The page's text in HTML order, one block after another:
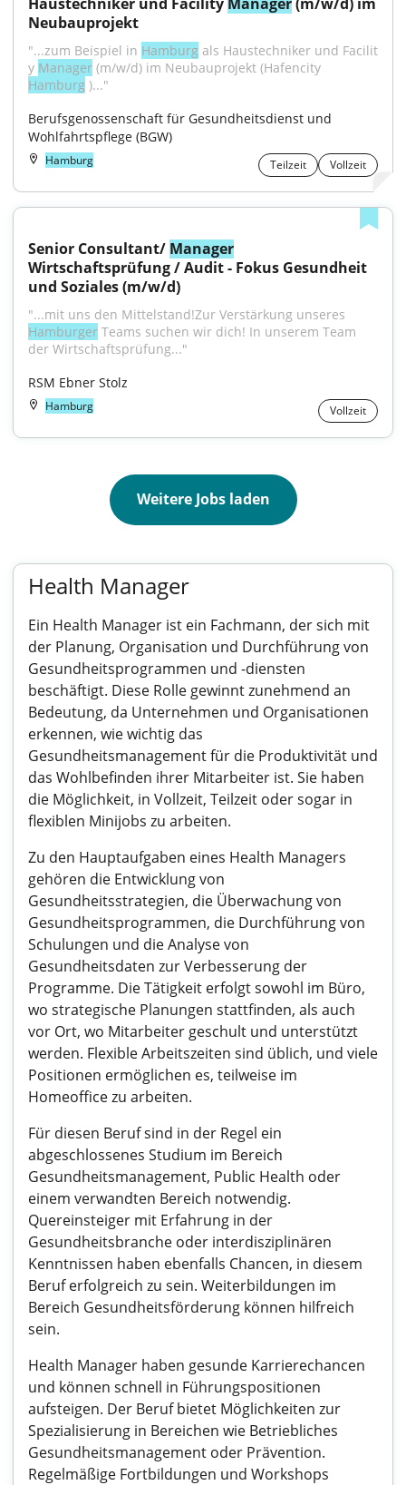
Neubauprojekt
"...zum Beispiel in Hamburg als Haustechniker und Facilit
y Manager
Hamburg )..."
Berufsgenossenschaft für Gesundheitsdienst und
Wohlfahrtspflege (BGW)
Hamburg Teilzeit Vollzeit
Senior Consultant/ Manager
Wirtschaftsprüfung / Audit - Fokus Gesundheit
und Soziales (m/w/d)
Hamburger Teams suchen wir dich! In unserem Team
der Wirtschaftsprüfung..."
RSM Ebner Stolz
Hamburg Vollzeit
Weitere Jobs laden
Health Manager
Ein Health Manager ist ein Fachmann, der sich mit
der Planung, Organisation und Durchführung von
Gesundheitsprogrammen und -diensten
beschäftigt. Diese Rolle gewinnt zunehmend an
Bedeutung, da Unternehmen und Organisationen
erkennen, wie wichtig das
Gesundheitsmanagement für die Produktivität und
das Wohlbefinden ihrer Mitarbeiter ist. Sie haben
die Möglichkeit, in Vollzeit, Teilzeit oder sogar in
flexiblen Minijobs zu arbeiten.
Zu den Hauptaufgaben eines Health Managers
gehören die Entwicklung von
Gesundheitsstrategien, die Überwachung von
Gesundheitsprogrammen, die Durchführung von
Schulungen und die Analyse von
Gesundheitsdaten zur Verbesserung der
Programme. Die Tätigkeit erfolgt sowohl im Büro,
wo strategische Planungen stattfinden, als auch
vor Ort, wo Mitarbeiter geschult und unterstützt
werden. Flexible Arbeitszeiten sind üblich, und viele
Positionen ermöglichen es, teilweise im
Homeoffice zu arbeiten.
Für diesen Beruf sind in der Regel ein
abgeschlossenes Studium im Bereich
Gesundheitsmanagement, Public Health oder
einem verwandten Bereich notwendig.
Quereinsteiger mit Erfahrung in der
Gesundheitsbranche oder interdisziplinären
Kenntnissen haben ebenfalls Chancen, in diesem
Beruf erfolgreich zu sein. Weiterbildungen im
Bereich Gesundheitsförderung können hilfreich
sein.
Health Manager haben gesunde Karrierechancen
und können schnell in Führungspositionen
aufsteigen. Der Beruf bietet Möglichkeiten zur
Spezialisierung in Bereichen wie Betriebliches
Gesundheitsmanagement oder Prävention.
Regelmäßige Fortbildungen und Workshops